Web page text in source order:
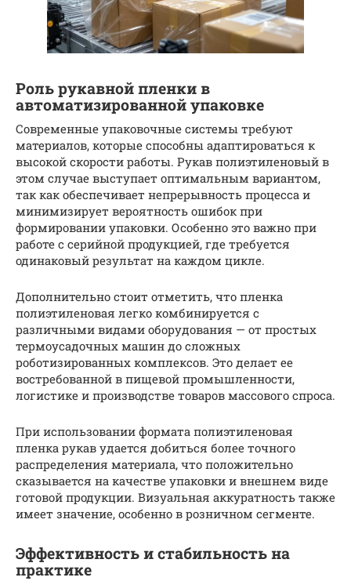
Роль рукавной пленки в
автоматизированной упаковке
Современные упаковочные системы требуют
материалов, которые способны адаптироваться к
высокой скорости работы. Рукав полиэтиленовый в
этом случае выступает оптимальным вариантом,
так как обеспечивает непрерывность процесса и
минимизирует вероятность ошибок при
формировании упаковки. Особенно это важно при
работе с серийной продукцией, где требуется
одинаковый результат на каждом цикле.
Дополнительно стоит отметить, что пленка
полиэтиленовая легко комбинируется с
различными видами оборудования — от простых
термоусадочных машин до сложных
роботизированных комплексов. Это делает ее
востребованной в пищевой промышленности,
логистике и производстве товаров массового спроса.
При использовании формата полиэтиленовая
пленка рукав удается добиться более точного
распределения материала, что положительно
сказывается на качестве упаковки и внешнем виде
готовой продукции. Визуальная аккуратность также
имеет значение, особенно в розничном сегменте.
Эффективность и стабильность на
практике